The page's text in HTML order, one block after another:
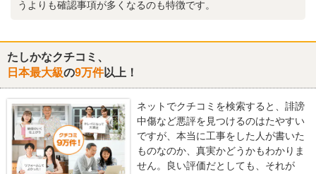
うよりも確認事項が多くなるのも特徴です。
たしかなクチコミ、
日本最大級の9万件以上！
ネットでクチコミを検索すると、誹謗
中傷など悪評を見つけるのはたやすい
ですが、本当に工事をした人が書いた
ものなのか、真実かどうかもわかりま
せん。良い評価だとしても、それが